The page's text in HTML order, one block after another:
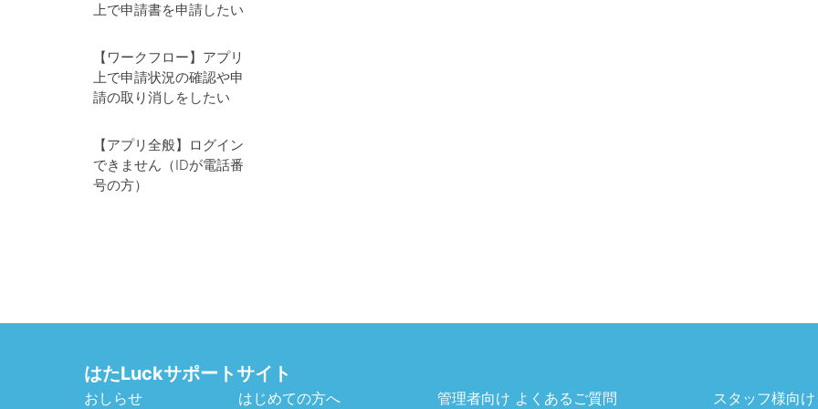
上で申請書を申請したい
【ワークフロー】アプリ
上で申請状況の確認や申
請の取り消しをしたい
【アプリ全般】ログイン
できません（IDが電話番
号の方）
はたLuckサポートサイト
おしらせ はじめての方へ 管理者向け よくあるご質問 スタッフ様向